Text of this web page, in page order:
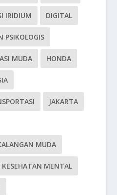
IRIDIUM DIGITAL
PSIKOLOGIS
MUDA HONDA
JAKARTA
MUDA
KESEHATAN MENTAL